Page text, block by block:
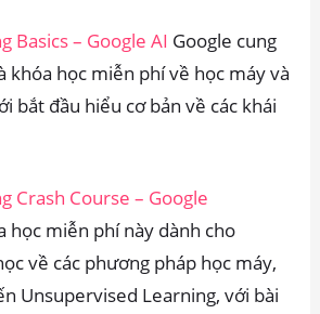
Basics – Google AI Google cung
khóa học miễn phí về học máy và
bắt đầu hiểu cơ bản về các khái
Crash Course – Google
học miễn phí này dành cho
về các phương pháp học máy,
Unsupervised Learning, với bài